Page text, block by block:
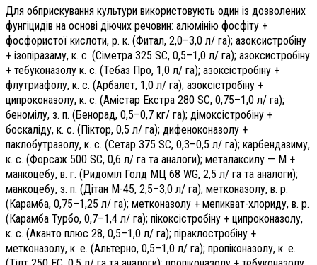
Для обприскування культури використовують один із дозволених
фунгіцидів на основі діючих речовин: алюмінію фосфіту +
фосфористої кислоти, р. к. (Фитал, 2,0–3,0 л/ га); азоксистробіну
+ ізопіразаму, к. с. (Сіметра 325 SC, 0,5–1,0 л/ га); азоксистробіну
+ тебуконазолу к. с. (Тебаз Про, 1,0 л/ га); азоксістробіну +
флутриафолу, к. с. (Арбалет, 1,0 л/ га); азоксістробіну +
ципроконазолу, к. с. (Амістар Екстра 280 SC, 0,75–1,0 л/ га);
беномілу, з. п. (Бенорад, 0,5–0,7 кг/ га); дімоксістробіну +
боскаліду, к. с. (Піктор, 0,5 л/ га); дифеноконазолу +
паклобутразолу, к. с. (Сетар 375 SC, 0,3–0,5 л/ га); карбендазиму,
к. с. (Форсаж 500 SC, 0,6 л/ га та аналоги); металаксилу — М +
манкоцебу, в. г. (Ридоміл Голд МЦ 68 WG, 2,5 л/ га та аналоги);
манкоцебу, з. п. (Дітан М-45, 2,5–3,0 л/ га); метконазолу, в. р.
(Карамба, 0,75–1,25 л/ га); метконазолу + мепикват-хлориду, в. р.
(Карамба Турбо, 0,7–1,4 л/ га); пікоксістробіну + ципроконазолу,
к. с. (Аканто плюс 28, 0,5–1,0 л/ га); піраклостробіну +
метконазолу, к. е. (Альтерно, 0,5–1,0 л/ га); пропіконазолу, к. е.